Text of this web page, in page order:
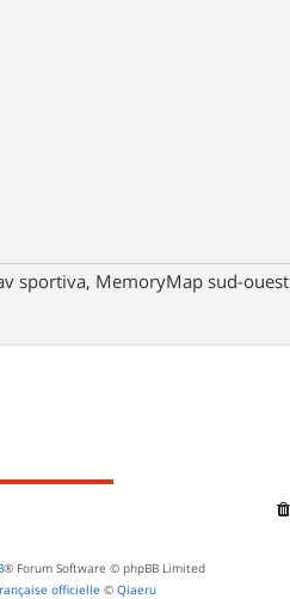
sportiva, MemoryMap sud-ouest
® Forum Software © phpBB Limited
officielle © Qiaeru